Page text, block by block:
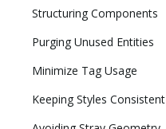
Structuring Components
Purging Unused Entities
Minimize Tag Usage
Keeping Styles Consistent